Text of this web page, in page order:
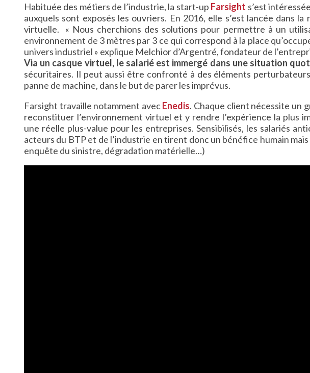
Habituée des métiers de l’industrie, la start-up Farsight s’est
auxquels sont exposés les ouvriers. En 2016, elle s’est lancée dans
virtuelle. « Nous cherchions des solutions pour permettre à un
environnement de 3 mètres par 3 ce qui correspond à la place
univers industriel » explique Melchior d’Argentré, fondateur de
Via un casque virtuel, le salarié est immergé dans une situation
sécuritaires. Il peut aussi être confronté à des éléments
panne de machine, dans le but de parer les imprévus.
Farsight travaille notamment avecEnedis. Chaque client nécessite un
reconstituer l’environnement virtuel et y rendre l’expérience la plus
une réelle plus-value pour les entreprises. Sensibilisés, les salariés
acteurs du BTP et de l’industrie en tirent donc un bénéfice humain
enquête du sinistre, dégradation matérielle…)